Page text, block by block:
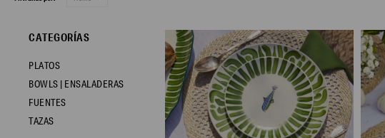
CATEGORÍAS
PLATOS
BOWLS | ENSALADERAS
FUENTES
TAZAS